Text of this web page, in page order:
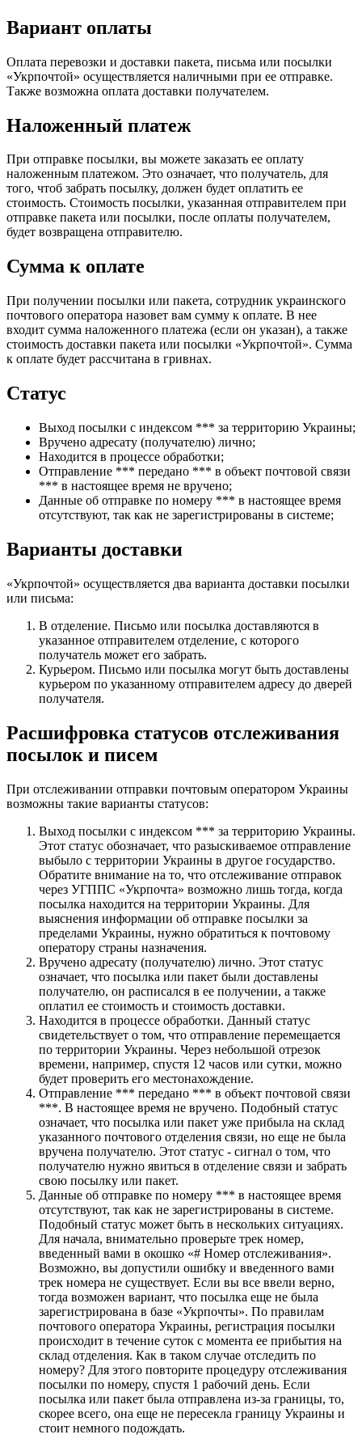
Вариант оплаты
Оплата перевозки и доставки пакета, письма или посылки
«Укрпочтой» осуществляется наличными при ее отправке.
Также возможна оплата доставки получателем.
Наложенный платеж
При отправке посылки, вы можете заказать ее оплату
наложенным платежом. Это означает, что получатель, для
того, чтоб забрать посылку, должен будет оплатить ее
стоимость. Стоимость посылки, указанная отправителем при
отправке пакета или посылки, после оплаты получателем,
будет возвращена отправителю.
Сумма к оплате
При получении посылки или пакета, сотрудник украинского
почтового оператора назовет вам сумму к оплате. В нее
входит сумма наложенного платежа (если он указан), а также
стоимость доставки пакета или посылки «Укрпочтой». Сумма
к оплате будет рассчитана в гривнах.
Статус
Выход посылки с индексом *** за территорию Украины;
Вручено адресату (получателю) лично;
Находится в процессе обработки;
Отправление *** передано *** в объект почтовой связи
*** в настоящее время не вручено;
Данные об отправке по номеру *** в настоящее время
отсутствуют, так как не зарегистрированы в системе;
Варианты доставки
«Укрпочтой» осуществляется два варианта доставки посылки
или письма:
В отделение. Письмо или посылка доставляются в
указанное отправителем отделение, с которого
получатель может его забрать.
Курьером. Письмо или посылка могут быть доставлены
курьером по указанному отправителем адресу до дверей
получателя.
Расшифровка статусов отслеживания
посылок и писем
При отслеживании отправки почтовым оператором Украины
возможны такие варианты статусов:
Выход посылки с индексом *** за территорию Украины.
Этот статус обозначает, что разыскиваемое отправление
выбыло с территории Украины в другое государство.
Обратите внимание на то, что отслеживание отправок
через УГППС «Укрпочта» возможно лишь тогда, когда
посылка находится на территории Украины. Для
выяснения информации об отправке посылки за
пределами Украины, нужно обратиться к почтовому
оператору страны назначения.
Вручено адресату (получателю) лично. Этот статус
означает, что посылка или пакет были доставлены
получателю, он расписался в ее получении, а также
оплатил ее стоимость и стоимость доставки.
Находится в процессе обработки. Данный статус
свидетельствует о том, что отправление перемещается
по территории Украины. Через небольшой отрезок
времени, например, спустя 12 часов или сутки, можно
будет проверить его местонахождение.
Отправление *** передано *** в объект почтовой связи
***. В настоящее время не вручено. Подобный статус
означает, что посылка или пакет уже прибыла на склад
указанного почтового отделения связи, но еще не была
вручена получателю. Этот статус - сигнал о том, что
получателю нужно явиться в отделение связи и забрать
свою посылку или пакет.
Данные об отправке по номеру *** в настоящее время
отсутствуют, так как не зарегистрированы в системе.
Подобный статус может быть в нескольких ситуациях.
Для начала, внимательно проверьте трек номер,
введенный вами в окошко «# Номер отслеживания».
Возможно, вы допустили ошибку и введенного вами
трек номера не существует. Если вы все ввели верно,
тогда возможен вариант, что посылка еще не была
зарегистрирована в базе «Укрпочты». По правилам
почтового оператора Украины, регистрация посылки
происходит в течение суток с момента ее прибытия на
склад отделения. Как в таком случае отследить по
номеру? Для этого повторите процедуру отслеживания
посылки по номеру, спустя 1 рабочий день. Если
посылка или пакет была отправлена из-за границы, то,
скорее всего, она еще не пересекла границу Украины и
стоит немного подождать.